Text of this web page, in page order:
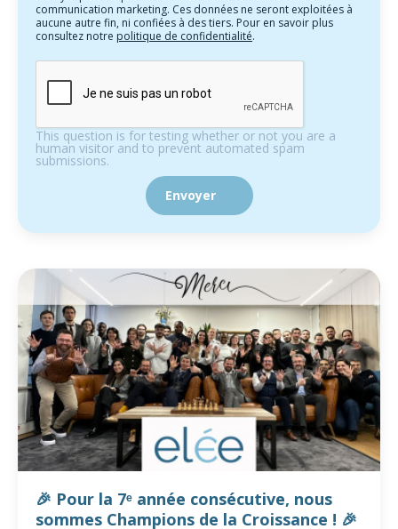
communication marketing. Ces données ne seront exploitées à
aucune autre fin, ni confiées à des tiers. Pour en savoir plus
consultez notre politique de confidentialité.
This question is for testing whether or not you are a
human visitor and to prevent automated spam
submissions.
🎉 Pour la 7ᵉ année consécutive, nous
sommes Champions de la Croissance ! 🎉